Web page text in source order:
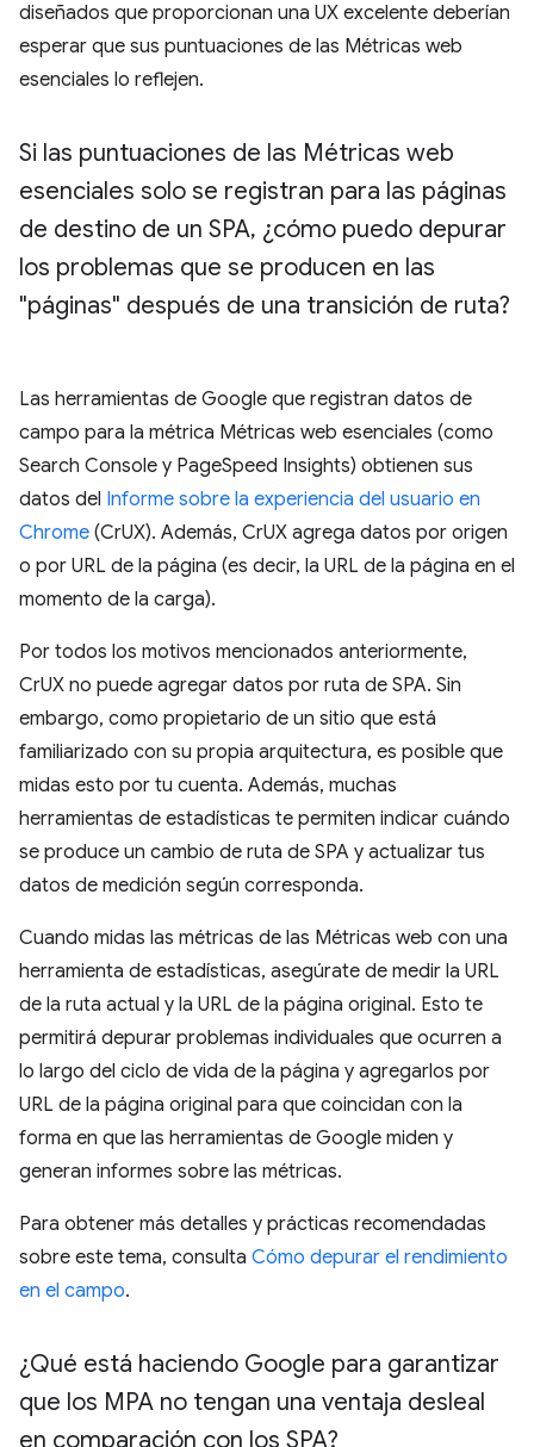
diseñados que proporcionan una UX excelente deberían
esperar que sus puntuaciones de las Métricas web
esenciales lo reflejen.
Si las puntuaciones de las Métricas web
esenciales solo se registran para las páginas
de destino de un SPA, ¿cómo puedo depurar
los problemas que se producen en las
"páginas" después de una transición de ruta?
Las herramientas de Google que registran datos de
campo para la métrica Métricas web esenciales (como
Search Console y PageSpeed Insights) obtienen sus
datos del Informe sobre la experiencia del usuario en
Chrome (CrUX). Además, CrUX agrega datos por origen
o por URL de la página (es decir, la URL de la página en el
momento de la carga).
Por todos los motivos mencionados anteriormente,
CrUX no puede agregar datos por ruta de SPA. Sin
embargo, como propietario de un sitio que está
familiarizado con su propia arquitectura, es posible que
midas esto por tu cuenta. Además, muchas
herramientas de estadísticas te permiten indicar cuándo
se produce un cambio de ruta de SPA y actualizar tus
datos de medición según corresponda.
Cuando midas las métricas de las Métricas web con una
herramienta de estadísticas, asegúrate de medir la URL
de la ruta actual y la URL de la página original. Esto te
permitirá depurar problemas individuales que ocurren a
lo largo del ciclo de vida de la página y agregarlos por
URL de la página original para que coincidan con la
forma en que las herramientas de Google miden y
generan informes sobre las métricas.
Para obtener más detalles y prácticas recomendadas
sobre este tema, consulta Cómo depurar el rendimiento
en el campo.
¿Qué está haciendo Google para garantizar
que los MPA no tengan una ventaja desleal
en comparación con los SPA?